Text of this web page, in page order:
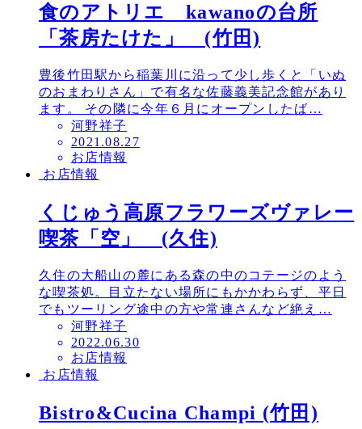
食のアトリエ kawanoの台所
「茶房たけた」 (竹田)
豊後竹田駅から稲葉川に沿って少し歩くと「いぬ
のおまわりさん」で有名な佐藤義美記念館があり
ます。 その隣に今年６月にオープンしたば…
河野祥子
投
稿
日
2021.08.27
お店情報
お店情報
くじゅう高原フラワーズヴァレー
喫茶「空」 (久住)
久住の大船山の麓にある森の中のコテージのよう
な喫茶処。目立たない場所にもかかわらず、平日
でもツーリング途中の方や常連さんなど絶え…
河野祥子
投
稿
日
2022.06.30
お店情報
お店情報
Bistro&Cucina Champi (竹田)